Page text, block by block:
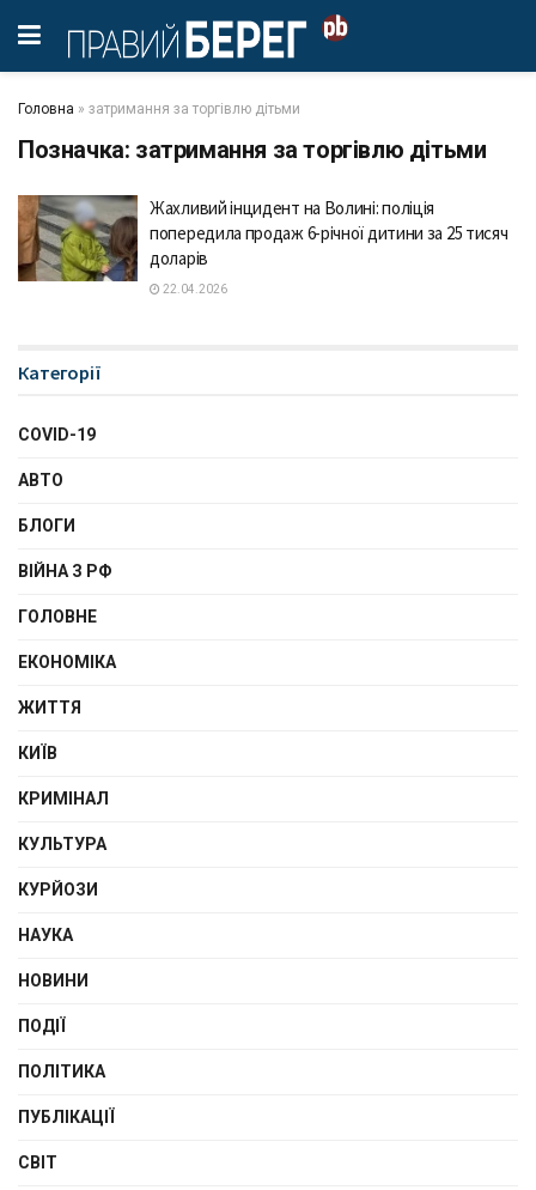
Головна » затримання за торгівлю дітьми
Позначка: затримання за торгівлю дітьми
Жахливий інцидент на Волині: поліція
попередила продаж 6-річної дитини за 25 тисяч
доларів
22.04.2026
Категорії
COVID-19
АВТО
БЛОГИ
ВІЙНА З РФ
ГОЛОВНЕ
ЕКОНОМІКА
ЖИТТЯ
КИЇВ
КРИМІНАЛ
КУЛЬТУРА
КУРЙОЗИ
НАУКА
НОВИНИ
ПОДІЇ
ПОЛІТИКА
ПУБЛІКАЦІЇ
СВІТ